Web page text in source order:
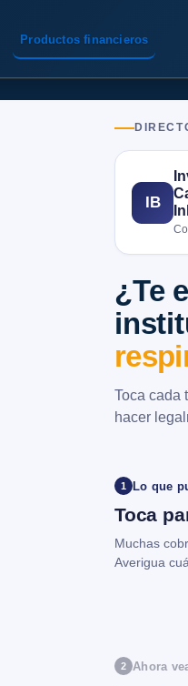
Productos financieros
IB
¿Te
Toca cada
hacer
1 Lo que
Toca
Muchas
Averigua
2 Ahora